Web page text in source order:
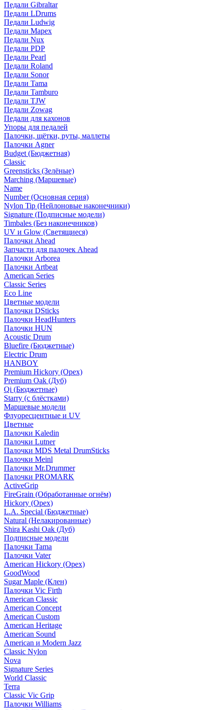
Педали Gibraltar
Педали LDrums
Педали Ludwig
Педали Mapex
Педали Nux
Педали PDP
Педали Pearl
Педали Roland
Педали Sonor
Педали Tama
Педали Tamburo
Педали TJW
Педали Zowag
Педали для кахонов
Упоры для педалей
Палочки, щётки, руты, маллеты
Палочки Agner
Budget (Бюджетная)
Classic
Greensticks (Зелёные)
Marching (Маршевые)
Name
Number (Основная серия)
Nylon Tip (Нейлоновые наконечники)
Signature (Подписные модели)
Timbales (Без наконечников)
UV и Glow (Светящиеся)
Палочки Ahead
Запчасти для палочек Ahead
Палочки Arborea
Палочки Artbeat
American Series
Classic Series
Eco Line
Цветные модели
Палочки DSticks
Палочки HeadHunters
Палочки HUN
Acoustic Drum
Bluefire (Бюджетные)
Electric Drum
HANBOY
Premium Hickory (Орех)
Premium Oak (Дуб)
Qi (Бюджетные)
Starry (с блёстками)
Маршевые модели
Флуоресцентные и UV
Цветные
Палочки Kaledin
Палочки Lutner
Палочки MDS Metal DrumSticks
Палочки Meinl
Палочки Mr.Drummer
Палочки PROMARK
ActiveGrip
FireGrain (Обработанные огнём)
Hickory (Орех)
L.A. Special (Бюджетные)
Natural (Нелакированные)
Shira Kashi Oak (Дуб)
Подписные модели
Палочки Tama
Палочки Vater
American Hickory (Орех)
GoodWood
Sugar Maple (Клен)
Палочки Vic Firth
American Classic
American Concept
American Custom
American Heritage
American Sound
American и Modern Jazz
Classic Nylon
Nova
Signature Series
World Classic
Terra
Classic Vic Grip
Палочки Williams